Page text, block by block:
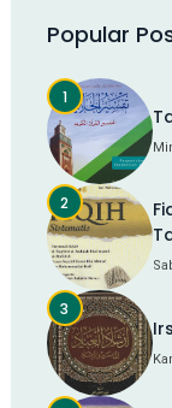
Popular